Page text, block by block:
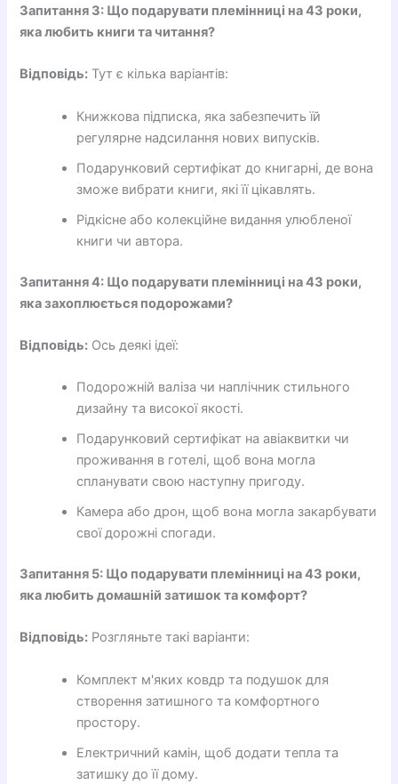
Запитання 3: Що подарувати племінниці на 43 роки,
яка любить книги та читання?
Відповідь: Тут є кілька варіантів:
Книжкова підписка, яка забезпечить їй
регулярне надсилання нових випусків.
Подарунковий сертифікат до книгарні, де вона
зможе вибрати книги, які її цікавлять.
Рідкісне або колекційне видання улюбленої
книги чи автора.
Запитання 4: Що подарувати племінниці на 43 роки,
яка захоплюється подорожами?
Відповідь: Ось деякі ідеї:
Подорожній валіза чи наплічник стильного
дизайну та високої якості.
Подарунковий сертифікат на авіаквитки чи
проживання в готелі, щоб вона могла
спланувати свою наступну пригоду.
Камера або дрон, щоб вона могла закарбувати
свої дорожні спогади.
Запитання 5: Що подарувати племінниці на 43 роки,
яка любить домашній затишок та комфорт?
Відповідь: Розгляньте такі варіанти:
Комплект м'яких ковдр та подушок для
створення затишного та комфортного
простору.
Електричний камін, щоб додати тепла та
затишку до її дому.